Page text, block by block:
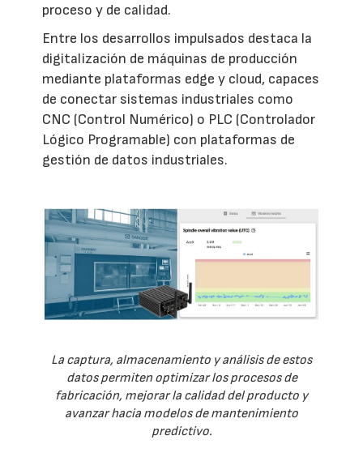
proceso y de calidad.
Entre los desarrollos impulsados destaca la
digitalización de máquinas de producción
mediante plataformas edge y cloud, capaces
de conectar sistemas industriales como
CNC (Control Numérico) o PLC (Controlador
Lógico Programable) con plataformas de
gestión de datos industriales.
La captura, almacenamiento y análisis de estos
datos permiten optimizar los procesos de
fabricación, mejorar la calidad del producto y
avanzar hacia modelos de mantenimiento
predictivo.